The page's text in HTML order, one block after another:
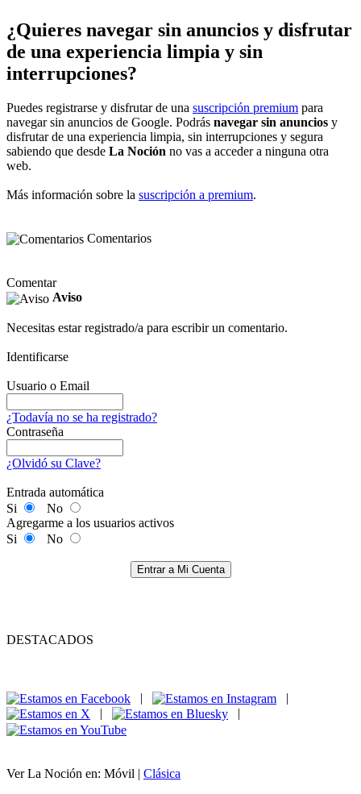
¿Quieres navegar sin anuncios y disfrutar
de una experiencia limpia y sin
interrupciones?
Puedes registrarse y disfrutar de una suscripción premium para
navegar sin anuncios de Google. Podrás navegar sin anuncios y
disfrutar de una experiencia limpia, sin interrupciones y segura
sabiendo que desde La Noción no vas a acceder a ninguna otra
web.
Más información sobre la suscripción a premium.
Comentarios
Comentar
Aviso
Necesitas estar registrado/a para escribir un comentario.
Identificarse
Usuario o Email
¿Todavía no se ha registrado?
Contraseña
¿Olvidó su Clave?
Entrada automática
Si
No
Agregarme a los usuarios activos
Si
No
Entrar a Mi Cuenta
DESTACADOS
|
|
|
|
Ver La Noción en: Móvil | Clásica